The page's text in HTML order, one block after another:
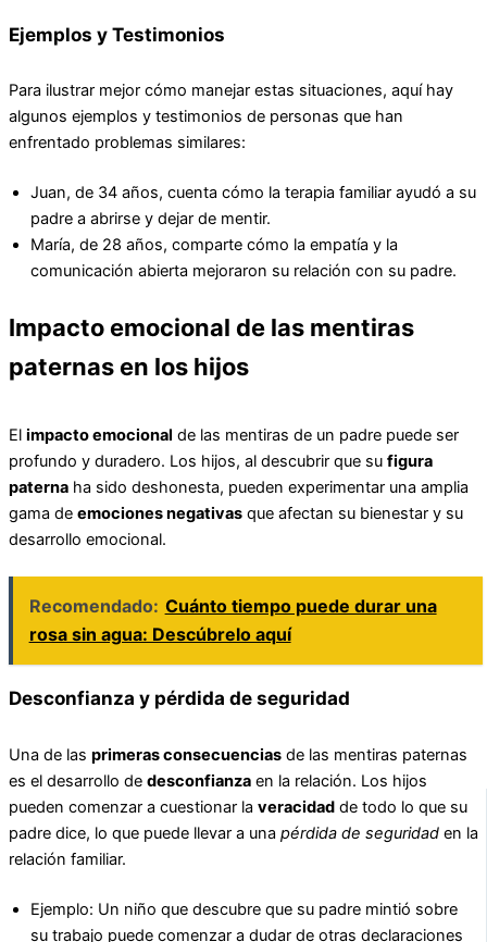
Ejemplos y Testimonios
Para ilustrar mejor cómo manejar estas situaciones, aquí hay
algunos ejemplos y testimonios de personas que han
enfrentado problemas similares:
Juan, de 34 años, cuenta cómo la terapia familiar ayudó a su
padre a abrirse y dejar de mentir.
María, de 28 años, comparte cómo la empatía y la
comunicación abierta mejoraron su relación con su padre.
Impacto emocional de las mentiras
paternas en los hijos
El impacto emocional de las mentiras de un padre puede ser
profundo y duradero. Los hijos, al descubrir que su figura
paterna ha sido deshonesta, pueden experimentar una amplia
gama de emociones negativas que afectan su bienestar y su
desarrollo emocional.
Recomendado: Cuánto tiempo puede durar una
rosa sin agua: Descúbrelo aquí
Desconfianza y pérdida de seguridad
Una de las primeras consecuencias de las mentiras paternas
es el desarrollo de desconfianza en la relación. Los hijos
pueden comenzar a cuestionar la veracidad de todo lo que su
padre dice, lo que puede llevar a una pérdida de seguridad en la
relación familiar.
Ejemplo: Un niño que descubre que su padre mintió sobre
su trabajo puede comenzar a dudar de otras declaraciones